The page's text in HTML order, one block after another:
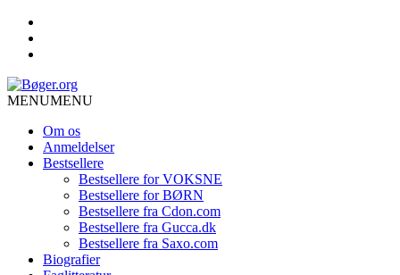
MENUMENU
Om os
Anmeldelser
Bestsellere
Bestsellere for VOKSNE
Bestsellere for BØRN
Bestsellere fra Cdon.com
Bestsellere fra Gucca.dk
Bestsellere fra Saxo.com
Biografier